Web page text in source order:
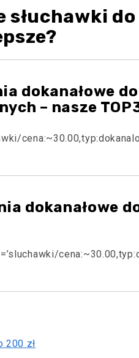
słuchawki
dokanałowe do
– nasze
dokanałowe
200 zł